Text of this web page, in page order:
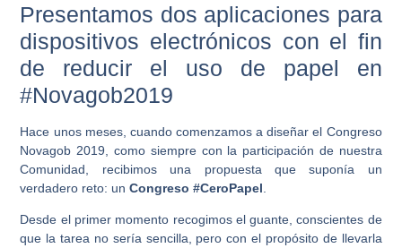
Presentamos dos aplicaciones para
dispositivos electrónicos con el fin
de reducir el uso de papel en
#Novagob2019
Hace unos meses, cuando comenzamos a diseñar el Congreso
Novagob 2019, como siempre con la participación de nuestra
Comunidad, recibimos una propuesta que suponía un
verdadero reto: unCongreso #CeroPapel
Desde el primer momento recogimos el guante, conscientes de
que la tarea no sería sencilla, pero con el propósito de llevarla